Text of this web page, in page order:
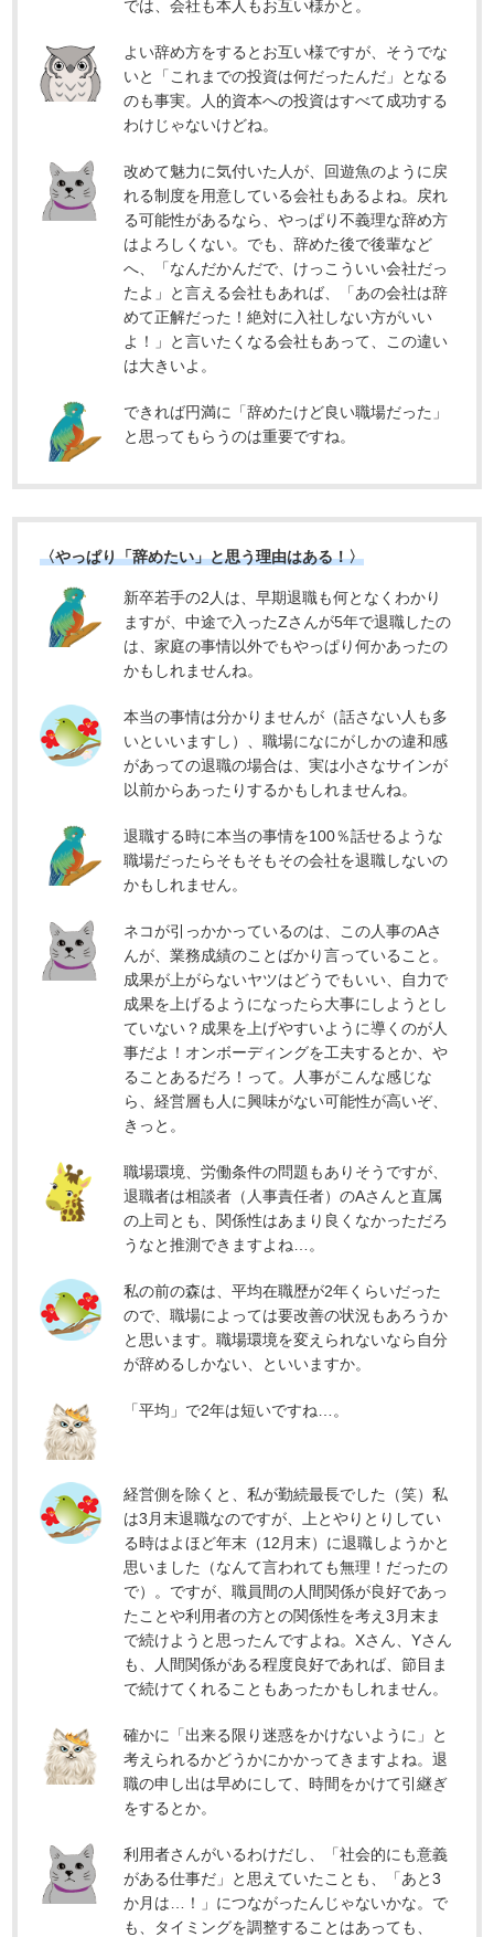
では、会社も本人もお互い様かと。
よい辞め方をするとお互い様ですが、そうでな
いと「これまでの投資は何だったんだ」となる
のも事実。人的資本への投資はすべて成功する
わけじゃないけどね。
改めて魅力に気付いた人が、回遊魚のように戻
れる制度を用意している会社もあるよね。戻れ
る可能性があるなら、やっぱり不義理な辞め方
はよろしくない。でも、辞めた後で後輩など
へ、「なんだかんだで、けっこういい会社だっ
たよ」と言える会社もあれば、「あの会社は辞
めて正解だった！絶対に入社しない方がいい
よ！」と言いたくなる会社もあって、この違い
は大きいよ。
できれば円満に「辞めたけど良い職場だった」
と思ってもらうのは重要ですね。
〈やっぱり「辞めたい」と思う理由はある！〉
新卒若手の2人は、早期退職も何となくわかり
ますが、中途で入ったZさんが5年で退職したの
は、家庭の事情以外でもやっぱり何かあったの
かもしれませんね。
本当の事情は分かりませんが（話さない人も多
いといいますし）、職場になにがしかの違和感
があっての退職の場合は、実は小さなサインが
以前からあったりするかもしれませんね。
退職する時に本当の事情を100％話せるような
職場だったらそもそもその会社を退職しないの
かもしれません。
ネコが引っかかっているのは、この人事のAさ
んが、業務成績のことばかり言っていること。
成果が上がらないヤツはどうでもいい、自力で
成果を上げるようになったら大事にしようとし
ていない？成果を上げやすいように導くのが人
事だよ！オンボーディングを工夫するとか、や
ることあるだろ！って。人事がこんな感じな
ら、経営層も人に興味がない可能性が高いぞ、
きっと。
職場環境、労働条件の問題もありそうですが、
退職者は相談者（人事責任者）のAさんと直属
の上司とも、関係性はあまり良くなかっただろ
うなと推測できますよね…。
私の前の森は、平均在職歴が2年くらいだった
ので、職場によっては要改善の状況もあろうか
と思います。職場環境を変えられないなら自分
が辞めるしかない、といいますか。
「平均」で2年は短いですね…。
経営側を除くと、私が勤続最長でした（笑）私
は3月末退職なのですが、上とやりとりしてい
る時はよほど年末（12月末）に退職しようかと
思いました（なんて言われても無理！だったの
で）。ですが、職員間の人間関係が良好であっ
たことや利用者の方との関係性を考え3月末ま
で続けようと思ったんですよね。Xさん、Yさん
も、人間関係がある程度良好であれば、節目ま
で続けてくれることもあったかもしれません。
確かに「出来る限り迷惑をかけないように」と
考えられるかどうかにかかってきますよね。退
職の申し出は早めにして、時間をかけて引継ぎ
をするとか。
利用者さんがいるわけだし、「社会的にも意義
がある仕事だ」と思えていたことも、「あと3
か月は…！」につながったんじゃないかな。で
も、タイミングを調整することはあっても、